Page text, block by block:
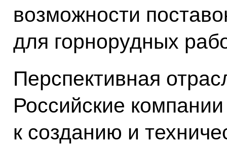
возможности
для горнорудных
Перспективная
Российские
к созданию и